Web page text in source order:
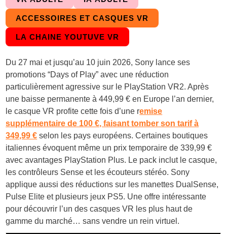
ACCESSOIRES ET CASQUES VR
LA CHAINE YOUTUVE VR
Du 27 mai et jusqu’au 10 juin 2026, Sony lance ses
promotions “Days of Play” avec une réduction
particulièrement agressive sur le PlayStation VR2. Après
une baisse permanente à 449,99 € en Europe l’an dernier,
le casque VR profite cette fois d’une remise
supplémentaire de 100 €, faisant tomber son tarif à
349,99 € selon les pays européens. Certaines boutiques
italiennes évoquent même un prix temporaire de 339,99 €
avec avantages PlayStation Plus. Le pack inclut le casque,
les contrôleurs Sense et les écouteurs stéréo. Sony
applique aussi des réductions sur les manettes DualSense,
Pulse Elite et plusieurs jeux PS5. Une offre intéressante
pour découvrir l’un des casques VR les plus haut de
gamme du marché… sans vendre un rein virtuel.